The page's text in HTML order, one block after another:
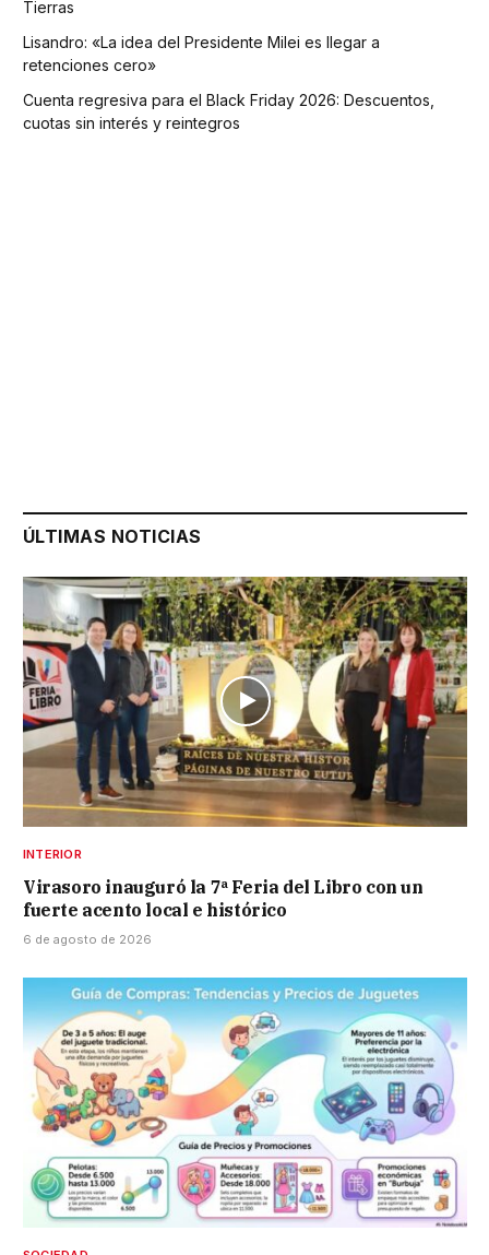
Tierras
Lisandro: «La idea del Presidente Milei es llegar a
retenciones cero»
Cuenta regresiva para el Black Friday 2026: Descuentos,
cuotas sin interés y reintegros
ÚLTIMAS NOTICIAS
INTERIOR
Virasoro inauguró la 7ª Feria del Libro con un
fuerte acento local e histórico
6 de agosto de 2026